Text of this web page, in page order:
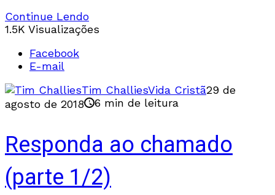
Continue Lendo
1.5K Visualizações
Facebook
E-mail
Tim ChalliesVida Cristã29 de
agosto de 2018
6 min de leitura
Responda ao chamado
(parte 1/2)